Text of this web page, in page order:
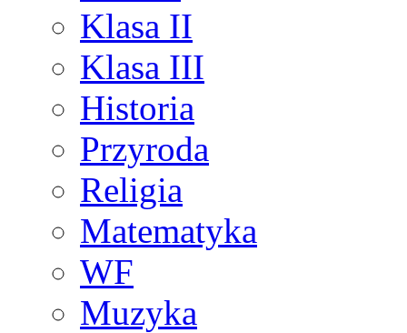
Klasa II
Klasa III
Historia
Przyroda
Religia
Matematyka
WF
Muzyka